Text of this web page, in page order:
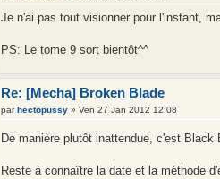
Je n'ai pas tout visionner pour l'instant,
PS: Le tome 9 sort bientôt^^
Re: [Mecha] Broken Blade
parhectopussy » Ven 27 Jan 2012 12:08
De manière plutôt inattendue, c'est
Reste à connaître la date et la méthode